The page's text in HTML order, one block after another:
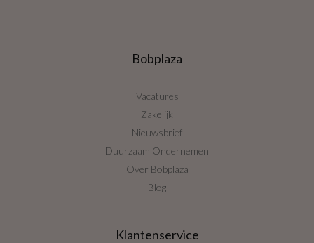
Bobplaza
Vacatures
Zakelijk
Nieuwsbrief
Duurzaam Ondernemen
Over Bobplaza
Blog
Klantenservice